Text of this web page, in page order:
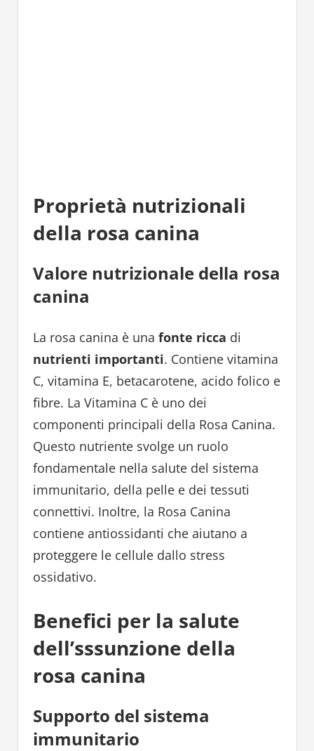
Proprietà nutrizionali
della rosa canina
Valore nutrizionale della rosa
canina
La rosa canina è una fonte ricca di
nutrienti importanti. Contiene vitamina
C, vitamina E, betacarotene, acido folico e
fibre. La Vitamina C è uno dei
componenti principali della Rosa Canina.
Questo nutriente svolge un ruolo
fondamentale nella salute del sistema
immunitario, della pelle e dei tessuti
connettivi. Inoltre, la Rosa Canina
contiene antiossidanti che aiutano a
proteggere le cellule dallo stress
ossidativo.
Benefici per la salute
dell’sssunzione della
rosa canina
Supporto del sistema
immunitario